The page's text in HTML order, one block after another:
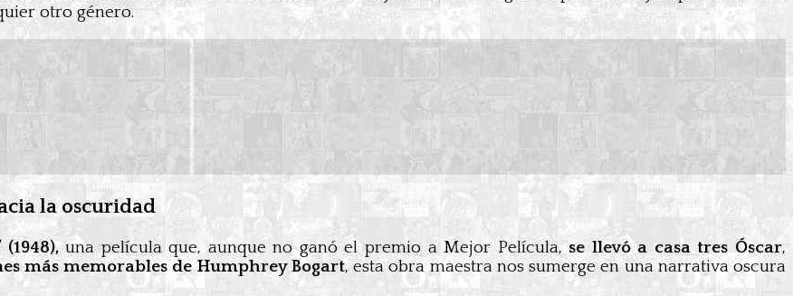
otro género.
la oscuridad
(1948),una película que, aunque no ganó el premio a Mejor Película,se llevó a casa tres Óscar,
más memorables de Humphrey Bogart, esta obra maestra nos sumerge en una narrativa oscura